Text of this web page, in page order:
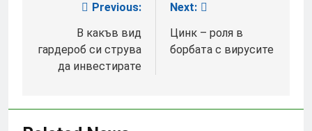
navigation
Previous:
В какъв вид
гардероб си струва
да инвестирате
Next:
Цинк – роля в
борбата с вирусите